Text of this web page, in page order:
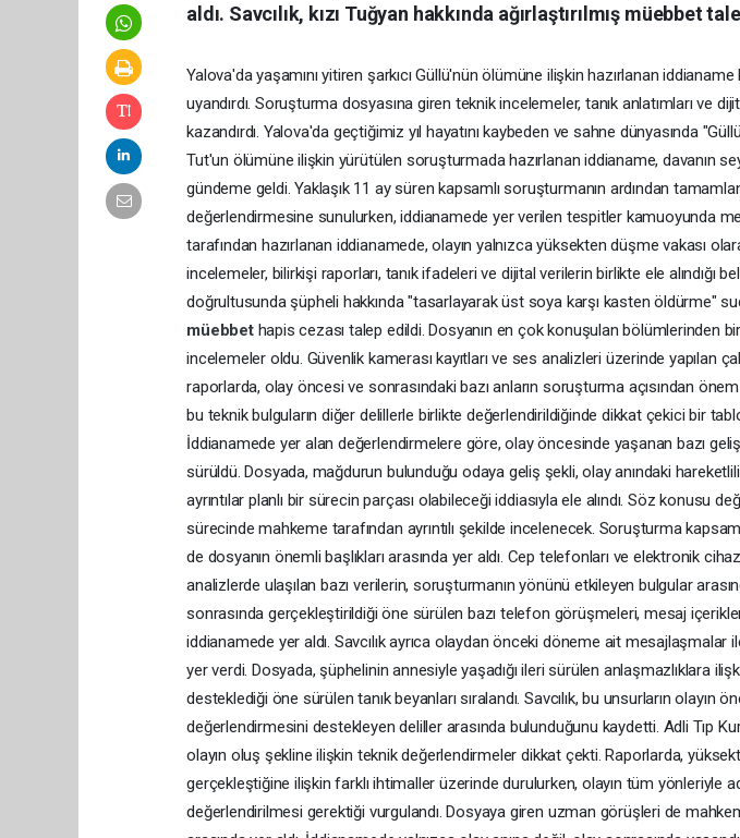
aldı. Savcılık, kızı Tuğyan hakkında ağırlaştırılmış müebbet
Yalova'da yaşamını yitiren şarkıcı Güllü'nün ölümüne ilişkin hazırlanan
uyandırdı. Soruşturma dosyasına giren teknik incelemeler, tanık anlatımları ve
kazandırdı. Yalova'da geçtiğimiz yıl hayatını kaybeden ve sahne dünyasında
Tut'un ölümüne ilişkin yürütülen soruşturmada hazırlanan iddianame, davanın
gündeme geldi. Yaklaşık 11 ay süren kapsamlı soruşturmanın ardından
değerlendirmesine sunulurken, iddianamede yer verilen tespitler kamuoyunda
tarafından hazırlanan iddianamede, olayın yalnızca yüksekten düşme vakası
incelemeler, bilirkişi raporları, tanık ifadeleri ve dijital verilerin birlikte ele alındığı
doğrultusunda şüpheli hakkında "tasarlayarak üst soya karşı kasten öldürme"
müebbet hapis cezası talep edildi. Dosyanın en çok konuşulan bölümlerinden
incelemeler oldu. Güvenlik kamerası kayıtları ve ses analizleri üzerinde yapılan
raporlarda, olay öncesi ve sonrasındaki bazı anların soruşturma açısından önem
bu teknik bulguların diğer delillerle birlikte değerlendirildiğinde dikkat çekici bir
İddianamede yer alan değerlendirmelere göre, olay öncesinde yaşanan bazı
sürüldü. Dosyada, mağdurun bulunduğu odaya geliş şekli, olay anındaki
ayrıntılar planlı bir sürecin parçası olabileceği iddiasıyla ele alındı. Söz konusu
sürecinde mahkeme tarafından ayrıntılı şekilde incelenecek. Soruşturma
de dosyanın önemli başlıkları arasında yer aldı. Cep telefonları ve elektronik
analizlerde ulaşılan bazı verilerin, soruşturmanın yönünü etkileyen bulgular
sonrasında gerçekleştirildiği öne sürülen bazı telefon görüşmeleri, mesaj
iddianamede yer aldı. Savcılık ayrıca olaydan önceki döneme ait mesajlaşmalar
yer verdi. Dosyada, şüphelinin annesiyle yaşadığı ileri sürülen anlaşmazlıklara
desteklediği öne sürülen tanık beyanları sıralandı. Savcılık, bu unsurların olayın
değerlendirmesini destekleyen deliller arasında bulunduğunu kaydetti. Adli Tıp
olayın oluş şekline ilişkin teknik değerlendirmeler dikkat çekti. Raporlarda,
gerçekleştiğine ilişkin farklı ihtimaller üzerinde durulurken, olayın tüm yönleriyle
değerlendirilmesi gerektiği vurgulandı. Dosyaya giren uzman görüşleri de